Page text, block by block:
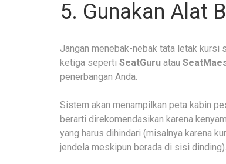
5. Gunakan Alat
Jangan menebak-nebak tata letak
ketiga seperti SeatGuru atau
penerbangan Anda.
Sistem akan menampilkan peta kabin
berarti direkomendasikan karena
yang harus dihindari (misalnya karena
jendela meskipun berada di sisi dinding).